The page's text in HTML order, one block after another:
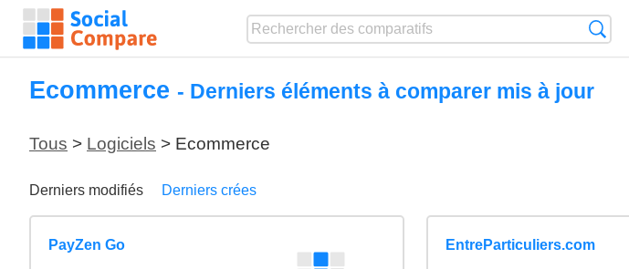
Ecommerce - Derniers éléments à comparer mis à jour
Tous > Logiciels > Ecommerce
Derniers modifiés Derniers crées
PayZen Go EntreParticuliers.com